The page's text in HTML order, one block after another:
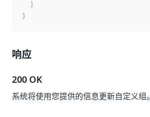
]
}
响应
200 OK
系统将使用您提供的信息更新自定义组。